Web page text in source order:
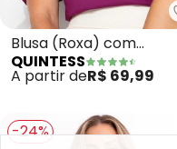
Blusa (Roxa) com
Elástico nas Mangas
QUINTESS
A partir deR$ 69,99
-24%